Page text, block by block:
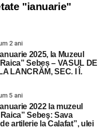
"ianuarie"
2 ani
2025, la Muzeul
Sebeș – VASUL DE
LANCRĂM, SEC. I Î.
5 ani
2022 la muzeul
Sebeş: Sava
artilerie la Calafat”, ulei